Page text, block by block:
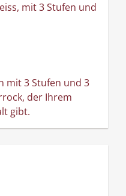
mit 3 Stufen und
mit 3 Stufen und 3
der Ihrem
gibt.